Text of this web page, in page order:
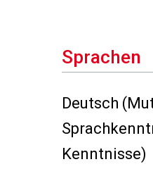
Sprachen
Deutsch
Kenntnisse)